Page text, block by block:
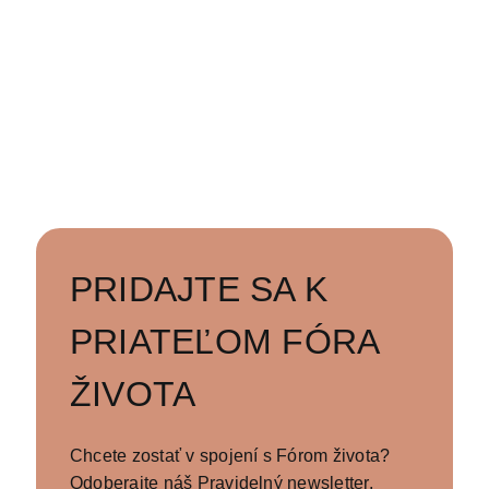
PRIDAJTE SA K
PRIATEĽOM FÓRA
ŽIVOTA
Chcete zostať v spojení s Fórom života?
Odoberajte náš Pravidelný newsletter,